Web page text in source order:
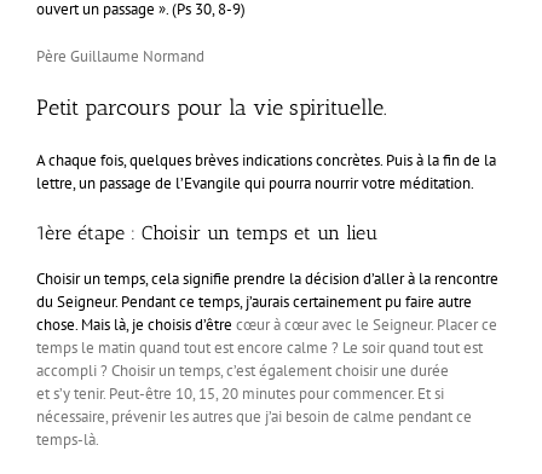
ouvert un passage ». (Ps 30, 8-9)
Père Guillaume Normand
Petit parcours pour la vie spirituelle.
A chaque fois, quelques brèves indications concrètes. Puis à la fin de la
lettre, un passage de l’Evangile qui pourra nourrir votre méditation.
1ère étape : Choisir un temps et un lieu
Choisir un temps, cela signifie prendre la décision d’aller à la rencontre
du Seigneur. Pendant ce temps, j’aurais certainement pu faire autre
chose. Mais là, je choisis d’être cœur à cœur avec le Seigneur. Placer ce
temps le matin quand tout est encore calme ? Le soir quand tout est
accompli ? Choisir un temps, c’est également choisir une durée
et s’y tenir. Peut-être 10, 15, 20 minutes pour commencer. Et si
nécessaire, prévenir les autres que j’ai besoin de calme pendant ce
temps-là.